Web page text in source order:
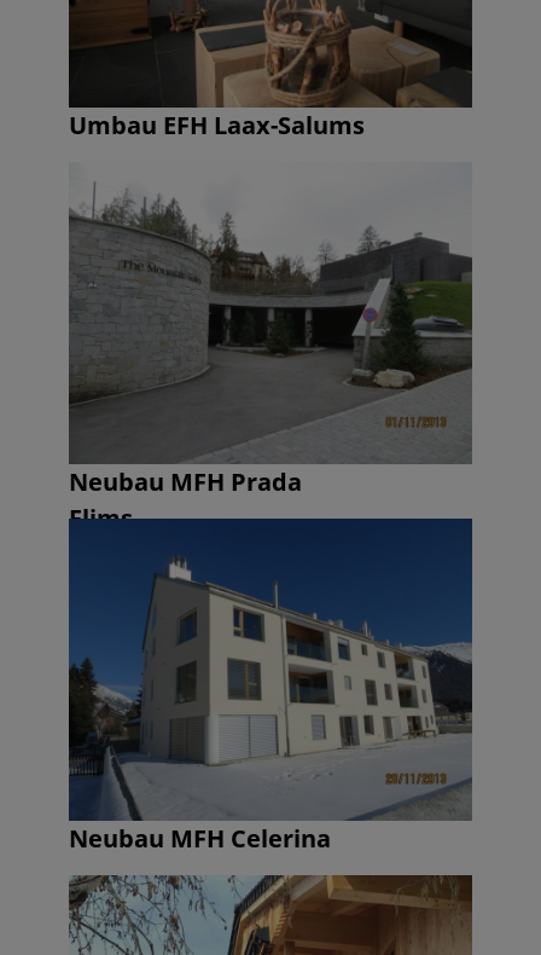
Umbau EFH Laax-Salums
Neubau MFH Prada
Flims
Neubau MFH Celerina